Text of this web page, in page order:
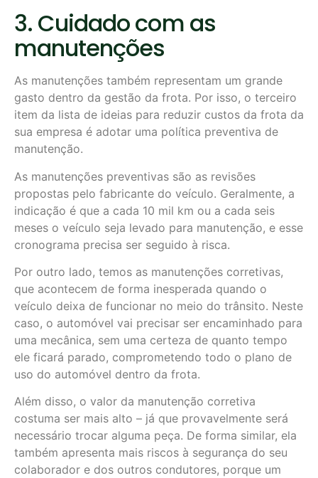
3. Cuidado com as
manutenções
As manutenções também representam um grande
gasto dentro da gestão da frota. Por isso, o terceiro
item da lista de ideias para reduzir custos da frota da
sua empresa é adotar uma política preventiva de
manutenção.
As manutenções preventivas são as revisões
propostas pelo fabricante do veículo. Geralmente, a
indicação é que a cada 10 mil km ou a cada seis
meses o veículo seja levado para manutenção, e esse
cronograma precisa ser seguido à risca.
Por outro lado, temos as manutenções corretivas,
que acontecem de forma inesperada quando o
veículo deixa de funcionar no meio do trânsito. Neste
caso, o automóvel vai precisar ser encaminhado para
uma mecânica, sem uma certeza de quanto tempo
ele ficará parado, comprometendo todo o plano de
uso do automóvel dentro da frota.
Além disso, o valor da manutenção corretiva
costuma ser mais alto – já que provavelmente será
necessário trocar alguma peça. De forma similar, ela
também apresenta mais riscos à segurança do seu
colaborador e dos outros condutores, porque um